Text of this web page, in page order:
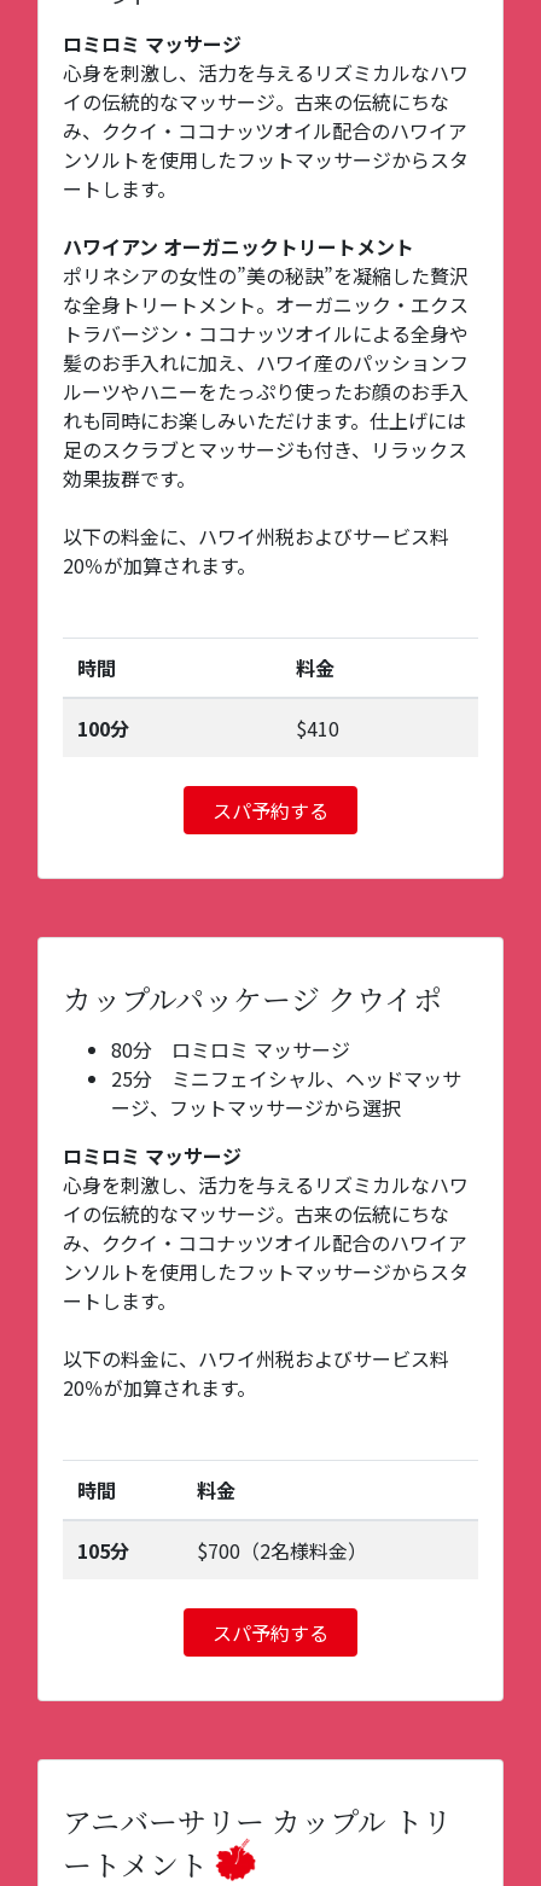
ロミロミ マッサージ
心身を刺激し、活力を与えるリズミカルなハワ
イの伝統的なマッサージ。古来の伝統にちな
み、ククイ・ココナッツオイル配合のハワイア
ンソルトを使用したフットマッサージからスタ
ートします。
ハワイアン オーガニックトリートメント
ポリネシアの女性の”美の秘訣”を凝縮した贅沢
な全身トリートメント。オーガニック・エクス
トラバージン・ココナッツオイルによる全身や
髪のお手入れに加え、ハワイ産のパッションフ
ルーツやハニーをたっぷり使ったお顔のお手入
れも同時にお楽しみいただけます。仕上げには
足のスクラブとマッサージも付き、リラックス
効果抜群です。
以下の料金に、ハワイ州税およびサービス料
20％が加算されます。
時間 料金
100分 $410
スパ予約する
カップルパッケージ クウイポ
80分 ロミロミ マッサージ
25分 ミニフェイシャル、ヘッドマッサ
ージ、フットマッサージから選択
ロミロミ マッサージ
心身を刺激し、活力を与えるリズミカルなハワ
イの伝統的なマッサージ。古来の伝統にちな
み、ククイ・ココナッツオイル配合のハワイア
ンソルトを使用したフットマッサージからスタ
ートします。
以下の料金に、ハワイ州税およびサービス料
20％が加算されます。
時間 料金
105分 $700（2名様料金）
スパ予約する
アニバーサリー カップル トリ
ートメント